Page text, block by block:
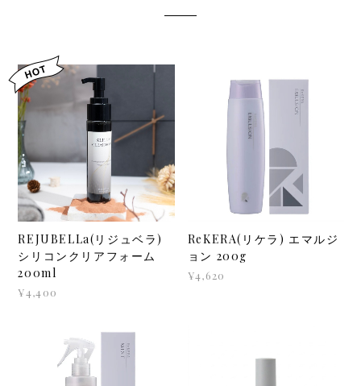
REJUBELLa(リジュベラ)
シリコンクリアフォーム
200ml
¥4,400
ReKERA(リケラ) エマルジ
ョン 200g
¥4,620